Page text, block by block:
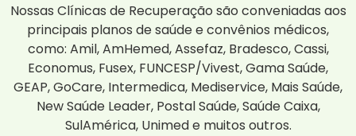
Nossas Clínicas de Recuperação são conveniadas aos
principais planos de saúde e convênios médicos,
como: Amil, AmHemed, Assefaz, Bradesco, Cassi,
Economus, Fusex, FUNCESP/Vivest, Gama Saúde,
GEAP, GoCare, Intermedica, Mediservice, Mais Saúde,
New Saúde Leader, Postal Saúde, Saúde Caixa,
SulAmérica, Unimed e muitos outros.